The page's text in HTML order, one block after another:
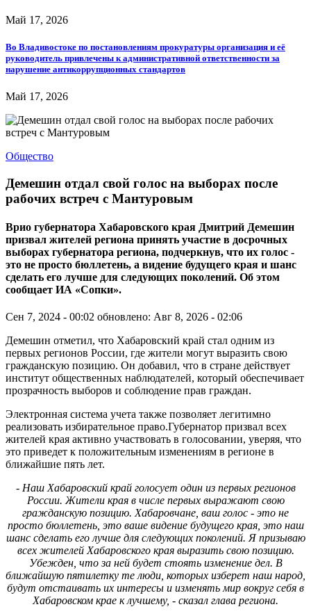
Май 17, 2026
Во Владивостоке по постановлениям прокуратуры организация и её
руководитель привлечены к административной ответственности за
нарушение антикоррупционных стандартов
Май 17, 2026
Общество
Демешин отдал свой голос на выборах после
рабочих встреч с Мантуровым
Врио губернатора Хабаровского края Дмитрий Демешин
призвал жителей региона принять участие в досрочных
выборах губернатора региона, подчеркнув, что их голос -
это не просто бюллетень, а видение будущего края и шанс
сделать его лучше для следующих поколений. Об этом
сообщает ИА «Сопки».
Сен 7, 2024 - 00:02 обновлено: Авг 8, 2026 - 02:06
Демешин отметил, что Хабаровский край стал одним из
первых регионов России, где жители могут выразить свою
гражданскую позицию. Он добавил, что в стране действует
институт общественных наблюдателей, который обеспечивает
прозрачность выборов и соблюдение прав граждан.
Электронная система учета также позволяет легитимно
реализовать избирательное право.Губернатор призвал всех
жителей края активно участвовать в голосовании, уверяя, что
это приведет к положительным изменениям в регионе в
ближайшие пять лет.
- Наш Хабаровский край голосует один из первых регионов
России. Жители края в числе первых выражают свою
гражданскую позицию. Хабаровчане, ваш голос - это не
просто бюллетень, это ваше видение будущего края, это наш
шанс сделать его лучше для следующих поколений. Я призываю
всех жителей Хабаровского края выразить свою позицию.
Убежден, что за ней будет стоять изменение дел. В
ближайшую пятилетку те люди, которых изберет наш народ,
будут отстаивать их интересы и изменять мир вокруг себя в
Хабаровском крае к лучшему, - сказал глава региона.